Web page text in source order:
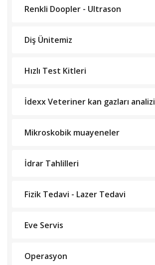
Renkli Doopler - Ultrason
Diş Ünitemiz
Hızlı Test Kitleri
İdexx Veteriner kan gazları analizi
Mikroskobik muayeneler
İdrar Tahlilleri
Fizik Tedavi - Lazer Tedavi
Eve Servis
Operasyon